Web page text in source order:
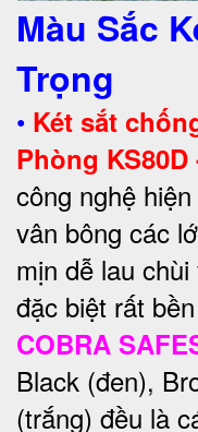
Màu Sắc
Trọng
• Két sắt
Phòng KS80D
công nghệ
vân bông các
mịn dễ lau
đặc biệt rất
COBRA
Black (đen),
(trắng) đều là